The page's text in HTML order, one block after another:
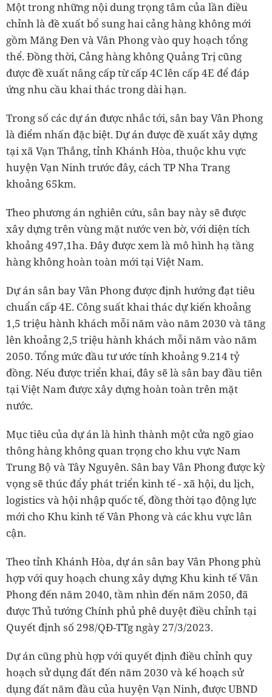
Một trong những nội dung trọng tâm của lần điều
chỉnh là đề xuất bổ sung hai cảng hàng không mới
gồm Măng Đen và Vân Phong vào quy hoạch tổng
thể. Đồng thời, Cảng hàng không Quảng Trị cũng
được đề xuất nâng cấp từ cấp 4C lên cấp 4E để đáp
ứng nhu cầu khai thác trong dài hạn.
Trong số các dự án được nhắc tới, sân bay Vân Phong
là điểm nhấn đặc biệt. Dự án được đề xuất xây dựng
tại xã Vạn Thắng, tỉnh Khánh Hòa, thuộc khu vực
huyện Vạn Ninh trước đây, cách TP Nha Trang
khoảng 65km.
Theo phương án nghiên cứu, sân bay này sẽ được
xây dựng trên vùng mặt nước ven bờ, với diện tích
khoảng 497,1ha. Đây được xem là mô hình hạ tầng
hàng không hoàn toàn mới tại Việt Nam.
Dự án sân bay Vân Phong được định hướng đạt tiêu
chuẩn cấp 4E. Công suất khai thác dự kiến khoảng
1,5 triệu hành khách mỗi năm vào năm 2030 và tăng
lên khoảng 2,5 triệu hành khách mỗi năm vào năm
2050. Tổng mức đầu tư ước tính khoảng 9.214 tỷ
đồng. Nếu được triển khai, đây sẽ là sân bay đầu tiên
tại Việt Nam được xây dựng hoàn toàn trên mặt
nước.
Mục tiêu của dự án là hình thành một cửa ngõ giao
thông hàng không quan trọng cho khu vực Nam
Trung Bộ và Tây Nguyên. Sân bay Vân Phong được kỳ
vọng sẽ thúc đẩy phát triển kinh tế - xã hội, du lịch,
logistics và hội nhập quốc tế, đồng thời tạo động lực
mới cho Khu kinh tế Vân Phong và các khu vực lân
cận.
Theo tỉnh Khánh Hòa, dự án sân bay Vân Phong phù
hợp với quy hoạch chung xây dựng Khu kinh tế Vân
Phong đến năm 2040, tầm nhìn đến năm 2050, đã
được Thủ tướng Chính phủ phê duyệt điều chỉnh tại
Quyết định số 298/QĐ-TTg ngày 27/3/2023.
Dự án cũng phù hợp với quyết định điều chỉnh quy
hoạch sử dụng đất đến năm 2030 và kế hoạch sử
dụng đất năm đầu của huyện Vạn Ninh, được UBND